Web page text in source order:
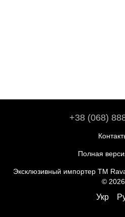
+38 (068)
Полная
Эксклюзивный импортер ТМ
© 2026
Укр